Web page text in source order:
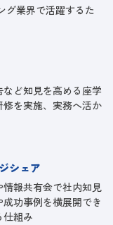
グ業界で活躍するた
など知見を高める座学
修を実施、実務へ活か
シェア
報共有会で社内知見
功事例を横展開でき
仕組み